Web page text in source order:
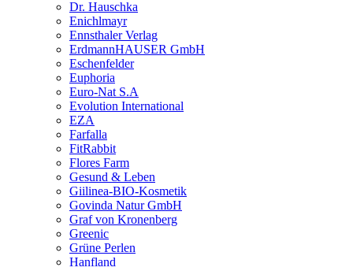
Dr. Hauschka
Enichlmayr
Ennsthaler Verlag
ErdmannHAUSER GmbH
Eschenfelder
Euphoria
Euro-Nat S.A
Evolution International
EZA
Farfalla
FitRabbit
Flores Farm
Gesund & Leben
Giilinea-BIO-Kosmetik
Govinda Natur GmbH
Graf von Kronenberg
Greenic
Grüne Perlen
Hanfland